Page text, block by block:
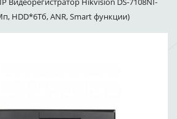
HDD*6Тб, ANR, Smart функции)